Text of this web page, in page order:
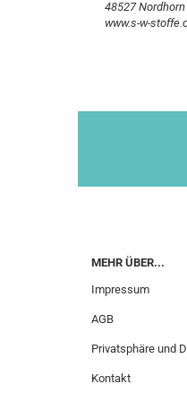
48527 Nordhorn
www.s-w-
MEHR ÜBER...
Impressum
AGB
Privatsphäre und
Kontakt